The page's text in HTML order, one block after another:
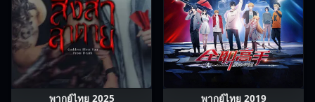
พากย์ไทย 2025 พากย์ไทย 2019